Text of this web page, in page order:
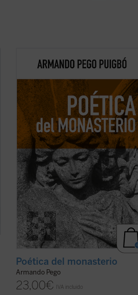
Poética del monasterioreflexiona
que constituyen el horizonte social y
antropológico de las tres figuras: el
hogar, la escuela y la celda, reivindicando
una pedagogía humanista fundada en la
... (ver ficha)
Poética del monasterio
Armando Pego
23,00€ IVA incluido